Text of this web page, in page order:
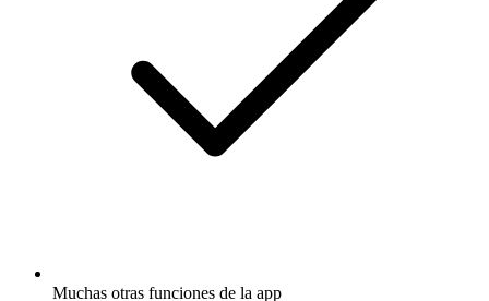
Muchas otras funciones de la app